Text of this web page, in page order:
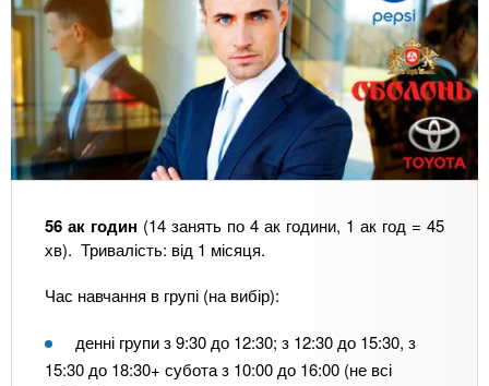
56 ак годин (14 занять по 4 ак години, 1 ак год = 45
хв). Тривалість: від 1 місяця.
Час навчання в групі (на вибір):
денні групи з 9:30 до 12:30; з 12:30 до 15:30, з
15:30 до 18:30+ субота з 10:00 до 16:00 (не всі